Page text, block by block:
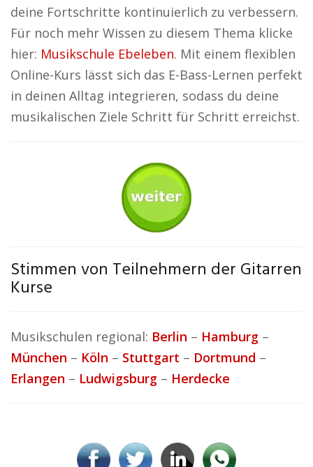
deine Fortschritte kontinuierlich zu verbessern.
Für noch mehr Wissen zu diesem Thema klicke
hier: Musikschule Ebeleben. Mit einem flexiblen
Online-Kurs lässt sich das E-Bass-Lernen perfekt
in deinen Alltag integrieren, sodass du deine
musikalischen Ziele Schritt für Schritt erreichst.
Stimmen von Teilnehmern der Gitarren
Kurse
Musikschulen regional: Berlin – Hamburg –
München – Köln – Stuttgart – Dortmund –
Erlangen – Ludwigsburg – Herdecke